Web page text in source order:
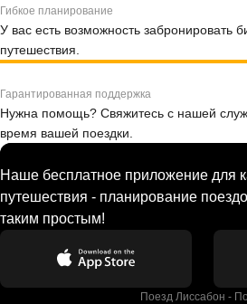
Гибкое планирование
У вас есть возможность забронировать
путешествия.
Гарантированная поддержка
Нужна помощь? Свяжитесь с нашей
время вашей поездки.
Наше бесплатное приложение для
путешествия - планирование
таким простым!
Поезд Лиссабон -